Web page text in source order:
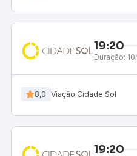
19:20
Duração:
8,0 Viação Cidade Sol
19:20